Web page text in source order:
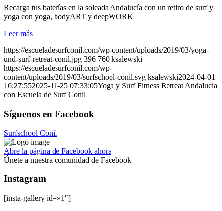
Recarga tus baterías en la soleada Andalucía con un retiro de surf y
yoga con yoga, bodyART y deepWORK
Leer más
https://escueladesurfconil.com/wp-content/uploads/2019/03/yoga-
und-surf-retreat-conil.jpg 396 760 ksalewski
https://escueladesurfconil.com/wp-
content/uploads/2019/03/surfschool-conil.svg ksalewski2024-04-01
16:27:552025-11-25 07:33:05Yoga y Surf Fitness Retreat Andalucia
con Escuela de Surf Conil
Síguenos en Facebook
Surfschool Conil
Abre la página de Facebook ahora
Únete a nuestra comunidad de Facebook
Instagram
[insta-gallery id=»1″]